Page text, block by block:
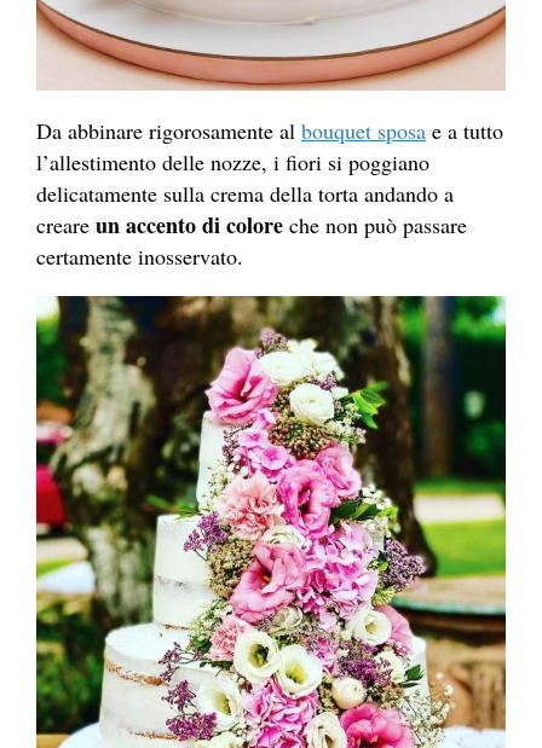
Da abbinare rigorosamente al bouquet sposa e a tutto
l’allestimento delle nozze, i fiori si poggiano
delicatamente sulla crema della torta andando a
creare un accento di colore che non può passare
certamente inosservato.